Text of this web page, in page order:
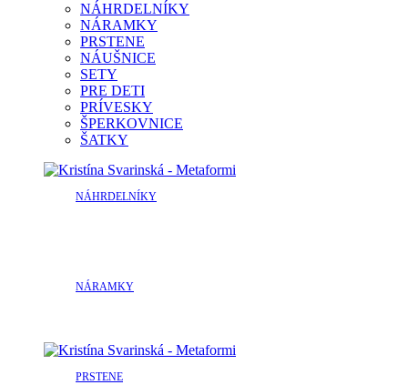
NÁHRDELNÍKY
NÁRAMKY
PRSTENE
NÁUŠNICE
SETY
PRE DETI
PRÍVESKY
ŠPERKOVNICE
ŠATKY
NÁHRDELNÍKY
NÁRAMKY
PRSTENE